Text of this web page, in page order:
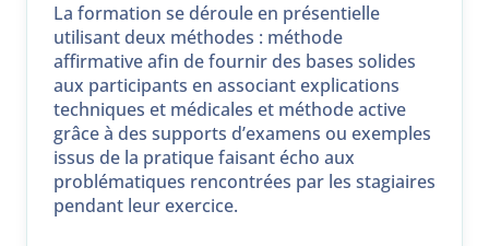
La formation se déroule en présentielle
utilisant deux méthodes : méthode
affirmative afin de fournir des bases solides
aux participants en associant explications
techniques et médicales et méthode active
grâce à des supports d’examens ou exemples
issus de la pratique faisant écho aux
problématiques rencontrées par les stagiaires
pendant leur exercice.